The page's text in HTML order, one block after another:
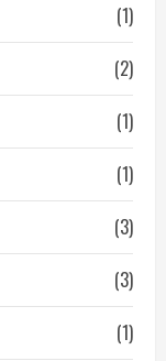
(1)
(2)
(1)
(1)
(3)
(3)
(1)